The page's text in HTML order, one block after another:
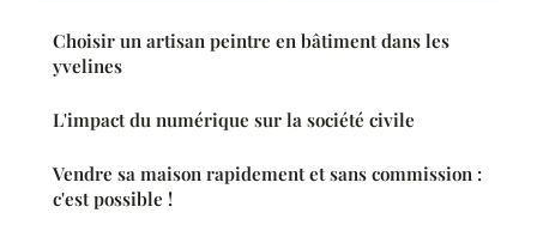
Choisir un artisan peintre en bâtiment dans les
yvelines
L'impact du numérique sur la société civile
Vendre sa maison rapidement et sans commission :
c'est possible !